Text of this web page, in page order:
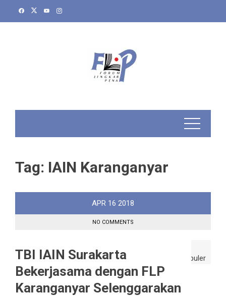
Tag: IAIN Karanganyar
APR 16 2018
NO COMMENTS
TBI IAIN Surakarta
Bekerjasama dengan FLP
Karanganyar Selenggarakan